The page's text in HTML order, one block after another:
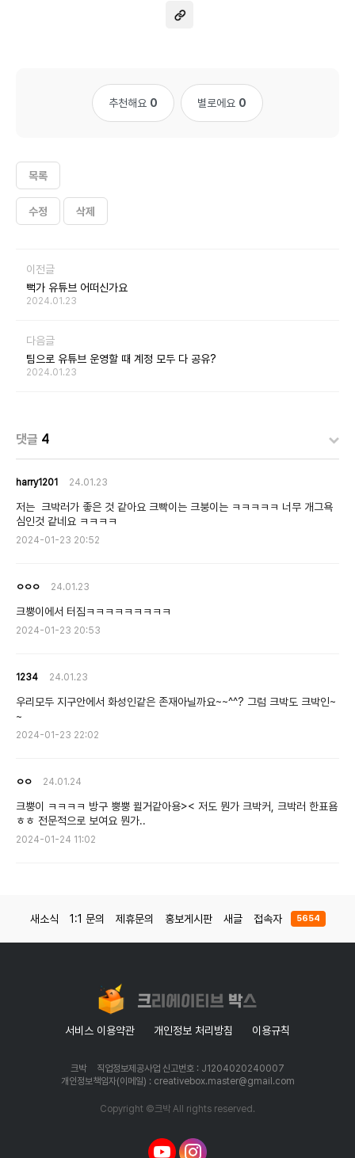
추천해요 0 별로에요 0
목록
수정 삭제
이전글
뻑가 유튜브 어떠신가요
2024.01.23
다음글
팀으로 유튜브 운영할 때 계정 모두 다 공유?
2024.01.23
댓글 4
harry1201 24.01.23
저는 크박러가 좋은 것 같아요 크빡이는 크붕이는 ㅋㅋㅋㅋㅋ 너무 개그욕
심인것 같네요 ㅋㅋㅋㅋ
2024-01-23 20:52
ㅇㅇㅇ 24.01.23
크뿡이에서 터짐ㅋㅋㅋㅋㅋㅋㅋㅋㅋ
2024-01-23 20:53
1234 24.01.23
우리모두 지구안에서 화성인같은 존재아닐까요~~^^? 그럼 크박도 크박인~
~
2024-01-23 22:02
ㅇㅇ 24.01.24
크뿡이 ㅋㅋㅋㅋ 방구 뿡뿡 뀔거같아용>< 저도 뭔가 크박커, 크박러 한표욤
ㅎㅎ 전문적으로 보여요 뭔가..
2024-01-24 11:02
새소식 1:1 문의 제휴문의 홍보게시판 새글 접속자 5654
서비스 이용약관 개인정보 처리방침 이용규칙
크박
직업정보제공사업 신고번호 : J1204020240007
개인정보책임자(이메일) : creativebox.master@gmail.com
Copyright ©크박 All rights reserved.